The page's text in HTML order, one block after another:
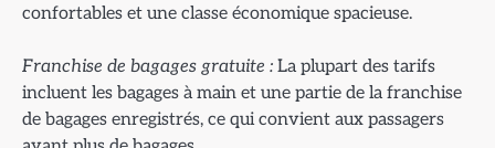
confortables et une classe économique spacieuse.
Franchise de bagages gratuite : La plupart des tarifs
incluent les bagages à main et une partie de la franchise
de bagages enregistrés, ce qui convient aux passagers